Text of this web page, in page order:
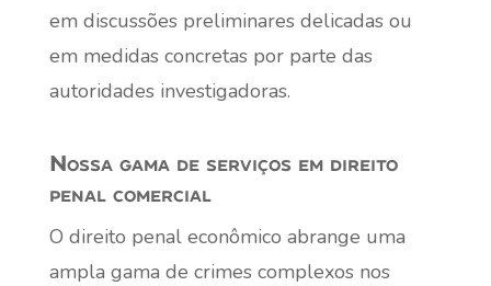
em discussões preliminares delicadas ou
em medidas concretas por parte das
autoridades investigadoras.
Nossa gama de serviços em direito
penal comercial
O direito penal econômico abrange uma
ampla gama de crimes complexos nos